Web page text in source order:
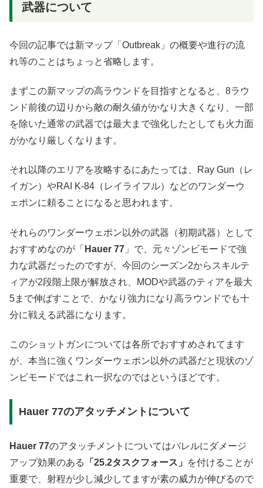
武器について
今回の記事では新マップ「Outbreak」の概要や進行の流
れ等のことはちょっと省略します。
まずこの新マップの高ラウンドを目指すとなると、8ラウ
ンド前後の辺りから敵の耐久値がかなり大きくなり、一部
を除いた通常の武器では最大まで強化したとしても火力面
がかなり厳しくなります。
それ以降のエリアを攻略するにあたっては、Ray Gun（レ
イガン）やRAI K-84（レイライフル）などのワンダーウ
ェポンに頼ることになると思われます。
それらのワンダーウェポン以外の武器（初期武器）として
おすすめなのが「 Hauer 77 」で、元々ゾンビモードで強
力な武器だったのですが、今回のシーズン2からスキルテ
ィアが2段階上限が解放され、MODや武器のティアを最大
5まで伸ばすことで、かなり強力になり高ラウンドでも十
分に戦える武器になります。
このショットガンについては各所でおすすめされてます
が、本当に強くワンダーウェポン以外の武器だと現状のゾ
ンビモードではこれ一択なのではというほどです。
Hauer 77のアタッチメントについて
Hauer 77のアタッチメントについてはバレルにダメージ
アップ効果のある
「25.2タスクフォース」
を付けることが
重要で、射程が少し減少してますが素の威力が伸びるので